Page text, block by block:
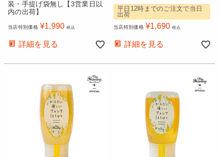
装・手提げ袋無し【3営業日以
内の出荷】
当店特別価格 ¥1,990 税込
詳細を見る
平日12時までのご注文で当日
出荷
当店特別価格 ¥1,690 税込
詳細を見る